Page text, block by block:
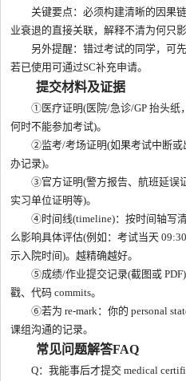
关键要点：必须构建清晰的因果链
业衰退的直接关联，解释不清为何只
另外提醒：错过考试的同学，可先
若已使用可通过SC补充申请。
提交材料及证据
①医疗证明(医院/急诊/GP 抬头纸，
何时不能参加考试)。
②监考/考场证明(如果考试中断或
办记录)。
③官方证明(警方报告、航班延误
实习单位证明等)。
④时间线(timeline)：按时间轴写清
么影响具体评估(例如：考试当天
示入院时间)。越精确越好。
⑤成绩/作业提交记录(截图或 PDF)
戳、代码 commits。
⑥若为 re-mark：你的 personal
课组沟通的记录。
常见问题解答FAQ
Q：我能事后才提交 medical